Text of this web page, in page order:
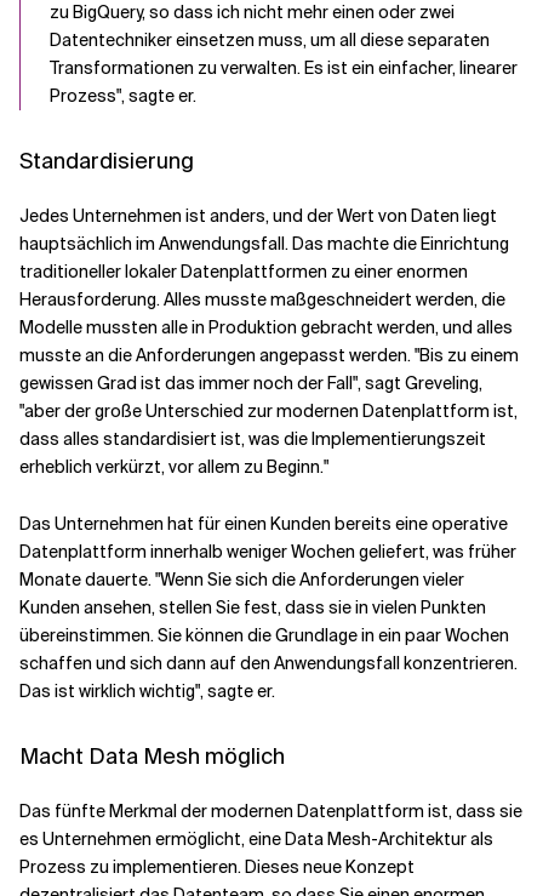
zu BigQuery, so dass ich nicht mehr einen oder zwei
Datentechniker einsetzen muss, um all diese separaten
Transformationen zu verwalten. Es ist ein einfacher, linearer
Prozess", sagte er.
Standardisierung
Jedes Unternehmen ist anders, und der Wert von Daten liegt
hauptsächlich im Anwendungsfall. Das machte die Einrichtung
traditioneller lokaler Datenplattformen zu einer enormen
Herausforderung. Alles musste maßgeschneidert werden, die
Modelle mussten alle in Produktion gebracht werden, und alles
musste an die Anforderungen angepasst werden. "Bis zu einem
gewissen Grad ist das immer noch der Fall", sagt Greveling,
"aber der große Unterschied zur modernen Datenplattform ist,
dass alles standardisiert ist, was die Implementierungszeit
erheblich verkürzt, vor allem zu Beginn."
Das Unternehmen hat für einen Kunden bereits eine operative
Datenplattform innerhalb weniger Wochen geliefert, was früher
Monate dauerte. "Wenn Sie sich die Anforderungen vieler
Kunden ansehen, stellen Sie fest, dass sie in vielen Punkten
übereinstimmen. Sie können die Grundlage in ein paar Wochen
schaffen und sich dann auf den Anwendungsfall konzentrieren.
Das ist wirklich wichtig", sagte er.
Macht Data Mesh möglich
Das fünfte Merkmal der modernen Datenplattform ist, dass sie
es Unternehmen ermöglicht, eine Data Mesh-Architektur als
Prozess zu implementieren. Dieses neue Konzept